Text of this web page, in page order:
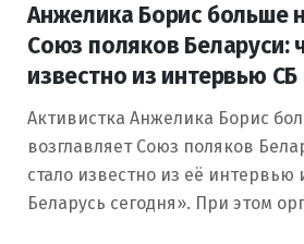
Анжелика Борис больше
Союз поляков Беларуси:
известно из интервью СБ
Активистка Анжелика Борис
возглавляет Союз поляков
стало известно из её
Беларусь сегодня». При этом